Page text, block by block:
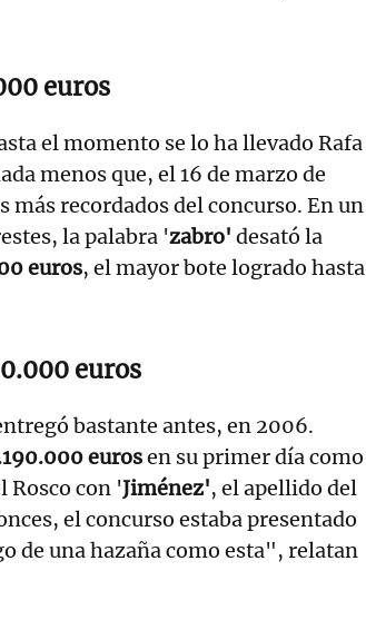
euros
el momento se lo ha llevado Rafa
menos que, el 16 de marzo de
más recordados del concurso. En un
la palabra 'zabro' desató la
euros, el mayor bote logrado hasta
euros
bastante antes, en 2006.
eurosen su primer día como
Rosco con 'Jiménez', el apellido del
el concurso estaba presentado
de una hazaña como esta", relatan